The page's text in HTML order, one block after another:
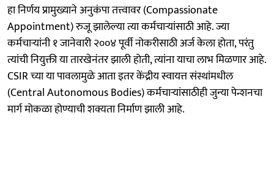
हा निर्णय प्रामुख्याने अनुकंपा तत्त्वावर (Compassionate
Appointment) रुजू झालेल्या त्या कर्मचाऱ्यांसाठी आहे. ज्या
कर्मचाऱ्यांनी १ जानेवारी २००४ पूर्वी नोकरीसाठी अर्ज केला होता, परंतु
त्यांची नियुक्ती या तारखेनंतर झाली होती, त्यांना याचा लाभ मिळणार आहे.
CSIR च्या या पावलामुळे आता इतर केंद्रीय स्वायत्त संस्थांमधील
(Central Autonomous Bodies) कर्मचाऱ्यांसाठीही जुन्या पेन्शनचा
मार्ग मोकळा होण्याची शक्यता निर्माण झाली आहे.